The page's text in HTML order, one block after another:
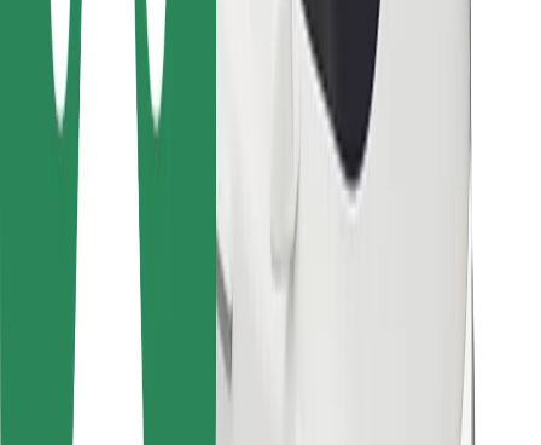
Bolt for Business
Cits
Piegādātāji
Noteikumi un nosacījumi
Drošība
Saņem braucienu minūšu laikā!
Lejupielādē Bolt lietotni
Atrodi savas mīļākās maltītes!
Lejupielādē Bolt Food lietotni